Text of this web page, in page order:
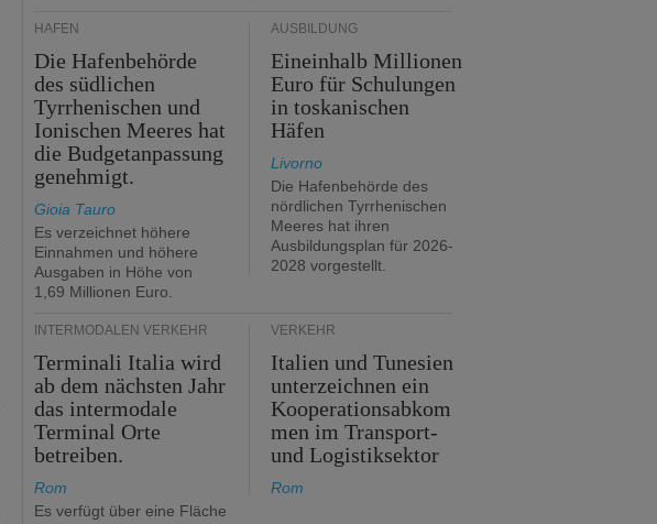
HÄFEN
Die Hafenbehörde
des südlichen
Tyrrhenischen und
Ionischen Meeres hat
die Budgetanpassung
genehmigt.
Gioia Tauro
Es verzeichnet höhere
Einnahmen und höhere
Ausgaben in Höhe von
1,69 Millionen Euro.
AUSBILDUNG
Eineinhalb Millionen
Euro für Schulungen
in toskanischen
Häfen
Livorno
Die Hafenbehörde des
nördlichen Tyrrhenischen
Meeres hat ihren
Ausbildungsplan für 2026-
2028 vorgestellt.
INTERMODALEN VERKEHR
Terminali Italia wird
ab dem nächsten Jahr
das intermodale
Terminal Orte
betreiben.
Rom
Es verfügt über eine Fläche
VERKEHR
Italien und Tunesien
unterzeichnen ein
Kooperationsabkom
men im Transport-
und Logistiksektor
Rom